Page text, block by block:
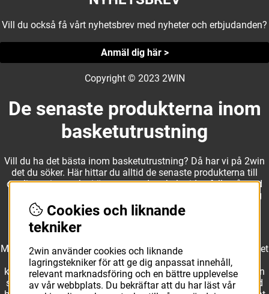
Vill du också få vårt nyhetsbrev med nyheter och erbjudanden?
Anmäl dig här >
Copyright © 2023 2WIN
De senaste produkterna inom
basketutrustning
Vill du ha det bästa inom basketutrustning? Då har vi på 2win
det du söker. Här hittar du alltid de senaste produkterna till
otroliga priser, och vi är noga med att hela tiden fylla på med
nyheter i webbshopen. Det gör oss till ett naturligt val för dig
som vill ha utrustning som överträffar alla andra märken.
Med ett av Sveriges största kläd- och skosortiment inom basket
kan vi erbjuda allt som du eller din klubb behöver. Välj ut
kvalitativa basketbollar och basketskor från välkända märken
som Molten, Nike, Adidas och Spalding och komplettera med
Cookies och liknande
tekniker
2win använder cookies och liknande
lagringstekniker för att ge dig anpassat innehåll,
relevant marknadsföring och en bättre upplevelse
av vår webbplats. Du bekräftar att du har läst vår